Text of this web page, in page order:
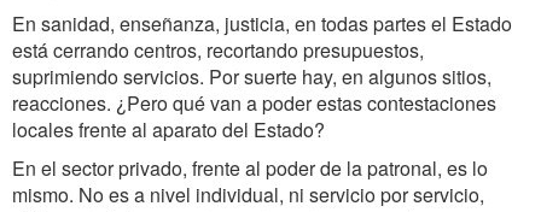
En sanidad, enseñanza, justicia, en todas partes el Estado
está cerrando centros, recortando presupuestos,
suprimiendo servicios. Por suerte hay, en algunos sitios,
reacciones. ¿Pero qué van a poder estas contestaciones
locales frente al aparato del Estado?
En el sector privado, frente al poder de la patronal, es lo
mismo. No es a nivel individual, ni servicio por servicio,